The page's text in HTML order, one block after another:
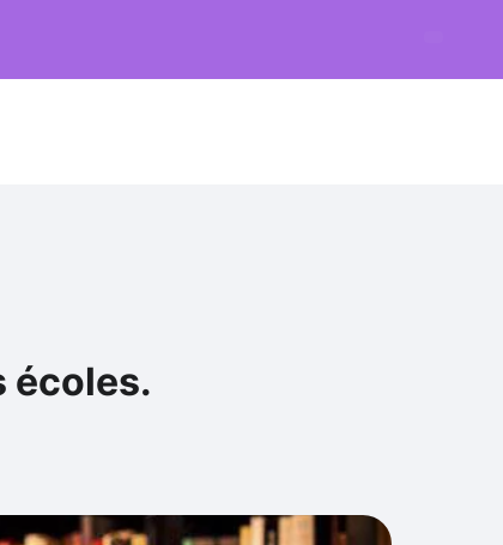
écoles.